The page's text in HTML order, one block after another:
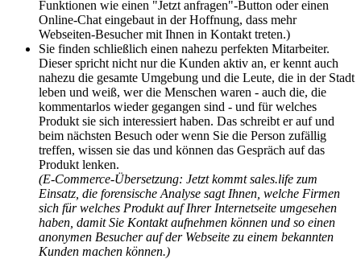
Funktionen wie einen "Jetzt anfragen"-Button oder einen
Online-Chat eingebaut in der Hoffnung, dass mehr
Webseiten-Besucher mit Ihnen in Kontakt treten.)
Sie finden schließlich einen nahezu perfekten Mitarbeiter.
Dieser spricht nicht nur die Kunden aktiv an, er kennt auch
nahezu die gesamte Umgebung und die Leute, die in der Stadt
leben und weiß, wer die Menschen waren - auch die, die
kommentarlos wieder gegangen sind - und für welches
Produkt sie sich interessiert haben. Das schreibt er auf und
beim nächsten Besuch oder wenn Sie die Person zufällig
treffen, wissen sie das und können das Gespräch auf das
Produkt lenken.
(E-Commerce-Übersetzung: Jetzt kommt sales.life zum
Einsatz, die forensische Analyse sagt Ihnen, welche Firmen
sich für welches Produkt auf Ihrer Internetseite umgesehen
haben, damit Sie Kontakt aufnehmen können und so einen
anonymen Besucher auf der Webseite zu einem bekannten
Kunden machen können.)